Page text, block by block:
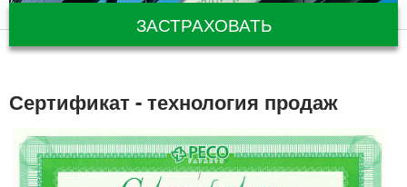
ЗАСТРАХОВАТЬ
Сертификат - технология продаж